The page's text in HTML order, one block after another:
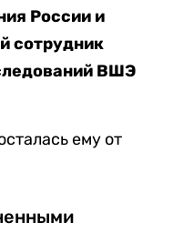
России и
сотрудник
ВШЭ
ему от